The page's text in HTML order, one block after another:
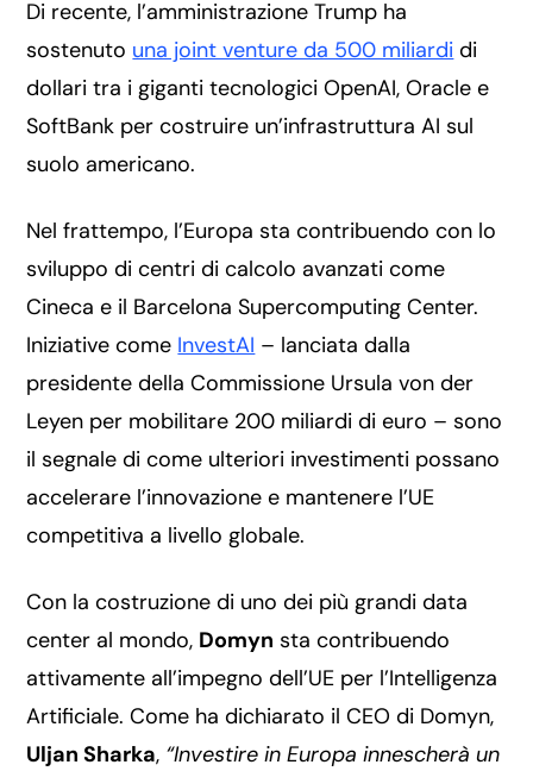
Di recente, l’amministrazione Trump ha
sostenuto una joint venture da 500 miliardi di
dollari tra i giganti tecnologici OpenAI, Oracle e
SoftBank per costruire un’infrastruttura AI sul
suolo americano.
Nel frattempo, l’Europa sta contribuendo con lo
sviluppo di centri di calcolo avanzati come
Cineca e il Barcelona Supercomputing Center.
Iniziative come InvestAI – lanciata dalla
presidente della Commissione Ursula von der
Leyen per mobilitare 200 miliardi di euro – sono
il segnale di come ulteriori investimenti possano
accelerare l’innovazione e mantenere l’UE
competitiva a livello globale.
Con la costruzione di uno dei più grandi data
center al mondo, Domyn sta contribuendo
attivamente all’impegno dell’UE per l’Intelligenza
Artificiale. Come ha dichiarato il CEO di Domyn,
Uljan Sharka, “Investire in Europa innescherà un